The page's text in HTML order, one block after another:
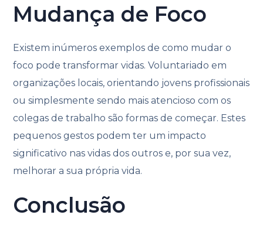
Mudança de Foco
Existem inúmeros exemplos de como mudar o
foco pode transformar vidas. Voluntariado em
organizações locais, orientando jovens profissionais
ou simplesmente sendo mais atencioso com os
colegas de trabalho são formas de começar. Estes
pequenos gestos podem ter um impacto
significativo nas vidas dos outros e, por sua vez,
melhorar a sua própria vida.
Conclusão